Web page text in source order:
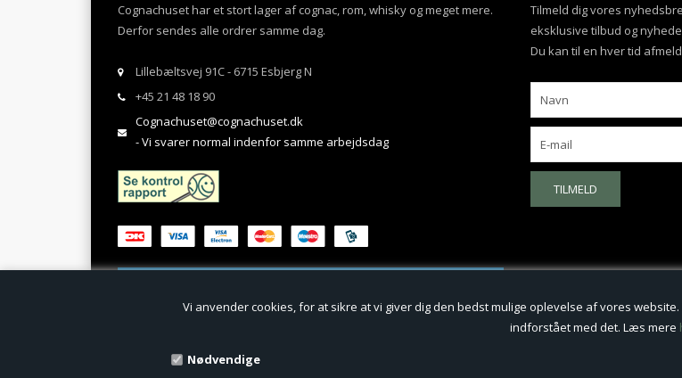
Vi anvender cookies, for at sikre at vi giver dig den bedst mulige oplevelse af vores
indforstået med det. Læs mere
Nødvendige
Cognachuset har et stort lager af cognac, rom, whisky og meget mere.
Derfor sendes alle ordrer samme dag.
Lillebæltsvej 91C - 6715 Esbjerg N
+45 21 48 18 90
Cognachuset@cognachuset.dk
- Vi svarer normal indenfor samme arbejdsdag
Tilmeld dig vores
eksklusive tilbud og
Du kan til en hver tid
TILMELD